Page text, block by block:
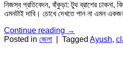
নিজস্ব প্রতিবেদন, বাঁকুড়া: টুথ ব্রাশের ঢাকনা,
এমনটাই দাবি। চোখে দেখতে পান না এমন
Continue reading →
Posted in জেলা Tagged Ayush,